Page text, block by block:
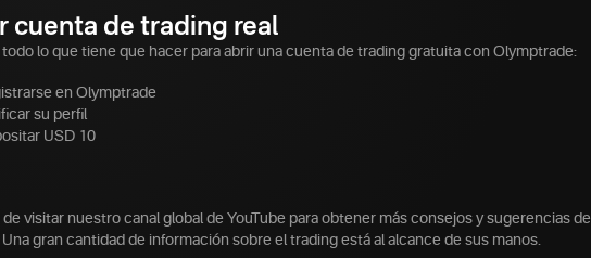
cuenta de trading real
todo lo que tiene que hacer para abrir una cuenta de trading gratuita con Olymptrade:
en Olymptrade
su perfil
USD 10
de visitar nuestro canal global de YouTube para obtener más consejos y sugerencias de
gran cantidad de información sobre el trading está al alcance de sus manos.